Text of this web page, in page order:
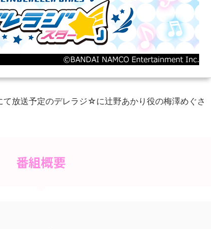
放送予定のデレラジ☆に辻野あかり役の梅澤めぐさ
番組概要